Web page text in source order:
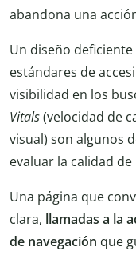
abandona una
Un diseño
estándares de
visibilidad en los
Vitals(velocidad de
visual) son algunos
evaluar la calidad
Una página que
clara, llamadas a la
de navegación que